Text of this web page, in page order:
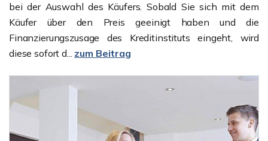
bei der Auswahl des Käufers. Sobald Sie sich mit dem
Käufer über den Preis geeinigt haben und die
Finanzierungszusage des Kreditinstituts eingeht, wird
diese sofort d... zum Beitrag